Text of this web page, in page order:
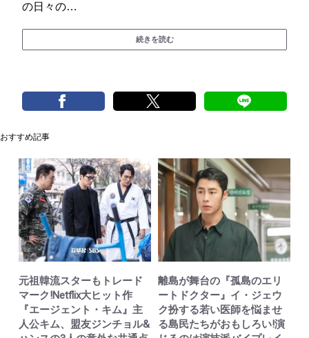
の日々の…
続きを読む
おすすめ記事
元祖韓流スターもトレード
マーク!Netflix大ヒット作
『エージェント・キム』主
人公キム、盟友ジンチョル&
離島が舞台の『孤島のエリ
ートドクター』イ・ジェウ
ク扮する若い医師を悩ませ
る島民たちがおもしろい!演